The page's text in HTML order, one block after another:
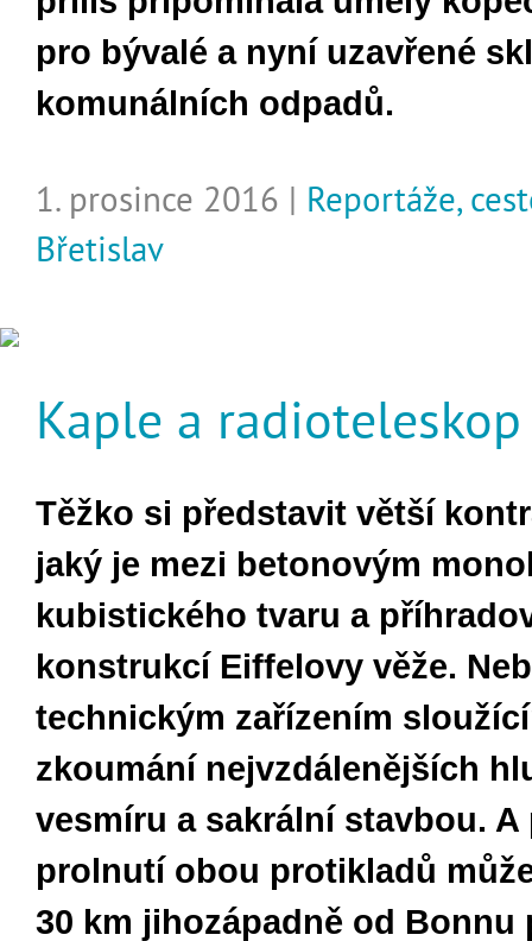
pro bývalé a nyní uzavřené
komunálních odpadů.
1. prosince 2016 | Reportáže,
Břetislav
Kaple a radioteleskop
Těžko si představit větší
jaký je mezi betonovým
kubistického tvaru a
konstrukcí Eiffelovy věže.
technickým zařízením
zkoumání nejvzdálenějších
vesmíru a sakrální stavbou. A
prolnutí obou protikladů
30 km jihozápadně od Bonnu